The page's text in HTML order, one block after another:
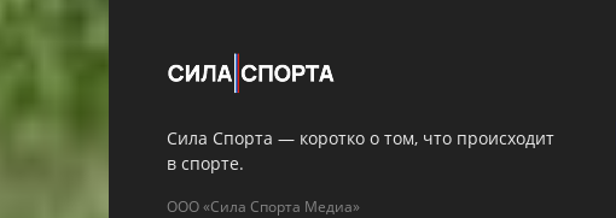
Сила Спорта — коротко о том, что происходит
в спорте.
ООО «Сила Спорта Медиа»